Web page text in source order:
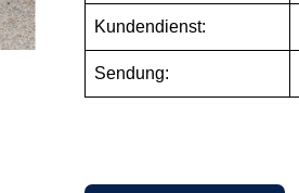
Kundendienst:
Sendung: